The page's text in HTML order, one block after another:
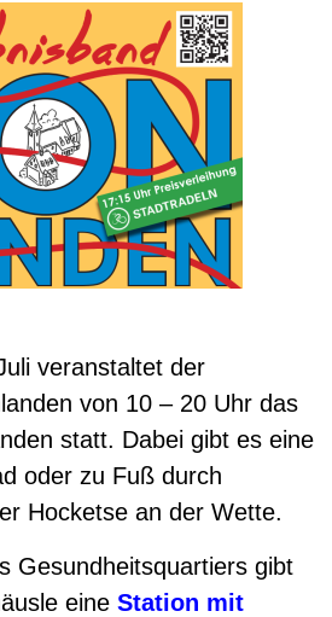
veranstaltet der
von 10 – 20 Uhr das
statt. Dabei gibt es eine
oder zu Fuß durch
Hocketse an der Wette.
Gesundheitsquartiers gibt
eineStation mit